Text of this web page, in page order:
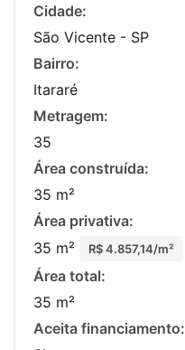
Cidade:
São Vicente - SP
Bairro:
Itararé
Metragem:
35
Área construída:
35 m²
Área privativa:
35 m²
R$ 4.857,14/m²
Área total:
35 m²
Aceita financiamento: